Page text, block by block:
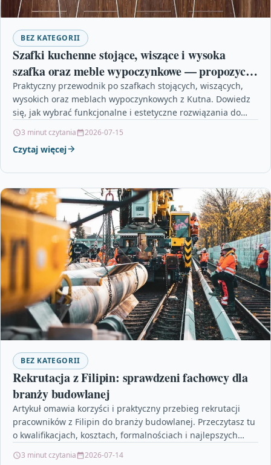
BEZ KATEGORII
Szafki kuchenne stojące, wiszące i wysoka
szafka oraz meble wypoczynkowe — propozycje
z Kutna
Praktyczny przewodnik po szafkach stojących, wiszących,
wysokich oraz meblach wypoczynkowych z Kutna. Dowiedz
się, jak wybrać funkcjonalne i estetyczne rozwiązania do
3 minut czytania 2026-07-15
Czytaj więcej
BEZ KATEGORII
Rekrutacja z Filipin: sprawdzeni fachowcy dla
branży budowlanej
Artykuł omawia korzyści i praktyczny przebieg rekrutacji
pracowników z Filipin do branży budowlanej. Przeczytasz tu
o kwalifikacjach, kosztach, formalnościach i najlepszych
3 minut czytania 2026-07-14